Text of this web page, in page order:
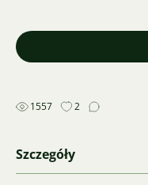
1557 2
Szczegóły